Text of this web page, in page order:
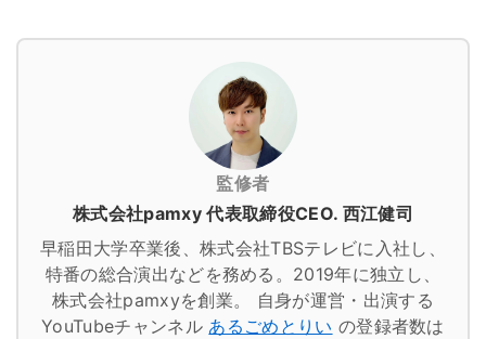
監修者
株式会社pamxy 代表取締役CEO. 西江健司
早稲田大学卒業後、株式会社TBSテレビに入社し、
特番の総合演出などを務める。2019年に独立し、
株式会社pamxyを創業。
自身が運営・出演する
YouTubeチャンネル あるごめとりい の登録者数は